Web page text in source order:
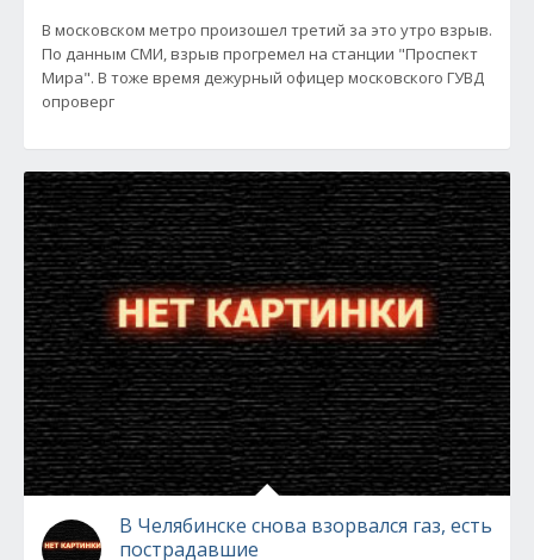
В московском метро произошел третий за это утро взрыв.
По данным СМИ, взрыв прогремел на станции "Проспект
Мира". В тоже время дежурный офицер московского ГУВД
опроверг
В Челябинске снова взорвался газ, есть
пострадавшие